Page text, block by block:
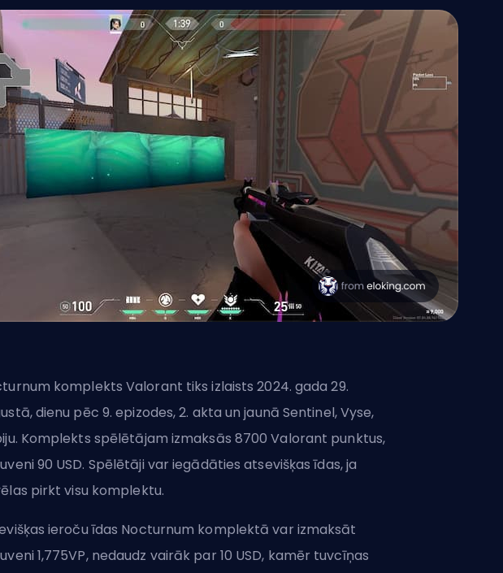
komplekts Valorant tiks izlaists 2024. gada 29.
dienu pēc 9. epizodes, 2. akta un jaunā Sentinel, Vyse,
Komplekts spēlētājam izmaksās 8700 Valorant punktus,
90 USD. Spēlētāji var iegādāties atsevišķas īdas, ja
pirkt visu komplektu.
ieročuīdas Nocturnum komplektā var izmaksāt
1,775VP, nedaudz vairāk par 10 USD, kamēr tuvcīņas